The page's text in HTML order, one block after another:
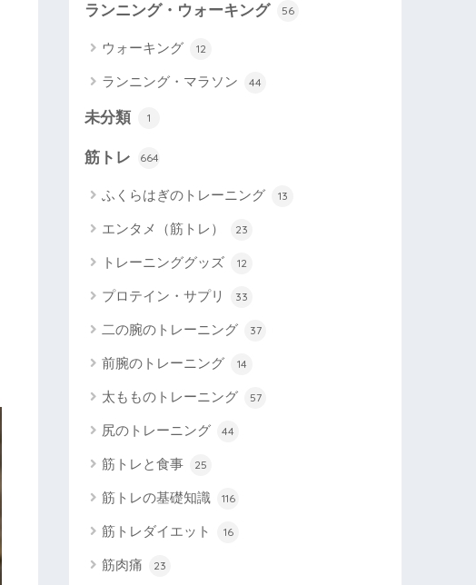
ランニング・ウォーキング 56
ウォーキング 12
ランニング・マラソン 44
未分類 1
筋トレ 664
ふくらはぎのトレーニング 13
エンタメ（筋トレ） 23
トレーニンググッズ 12
プロテイン・サプリ 33
二の腕のトレーニング 37
前腕のトレーニング 14
太もものトレーニング 57
尻のトレーニング 44
筋トレと食事 25
筋トレの基礎知識 116
筋トレダイエット 16
筋肉痛 23